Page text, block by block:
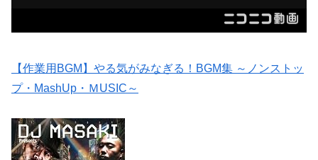
【作業用BGM】やる気がみなぎる！BGM集 ～ノンストッ
プ・MashUp・ＭUSIC～